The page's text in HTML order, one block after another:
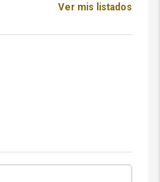
Ver mis listados